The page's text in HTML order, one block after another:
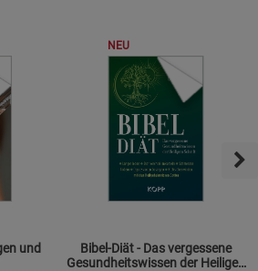
und
NEU
Bibel-Diät - Das vergessene
Gesundheitswissen der Heiligen